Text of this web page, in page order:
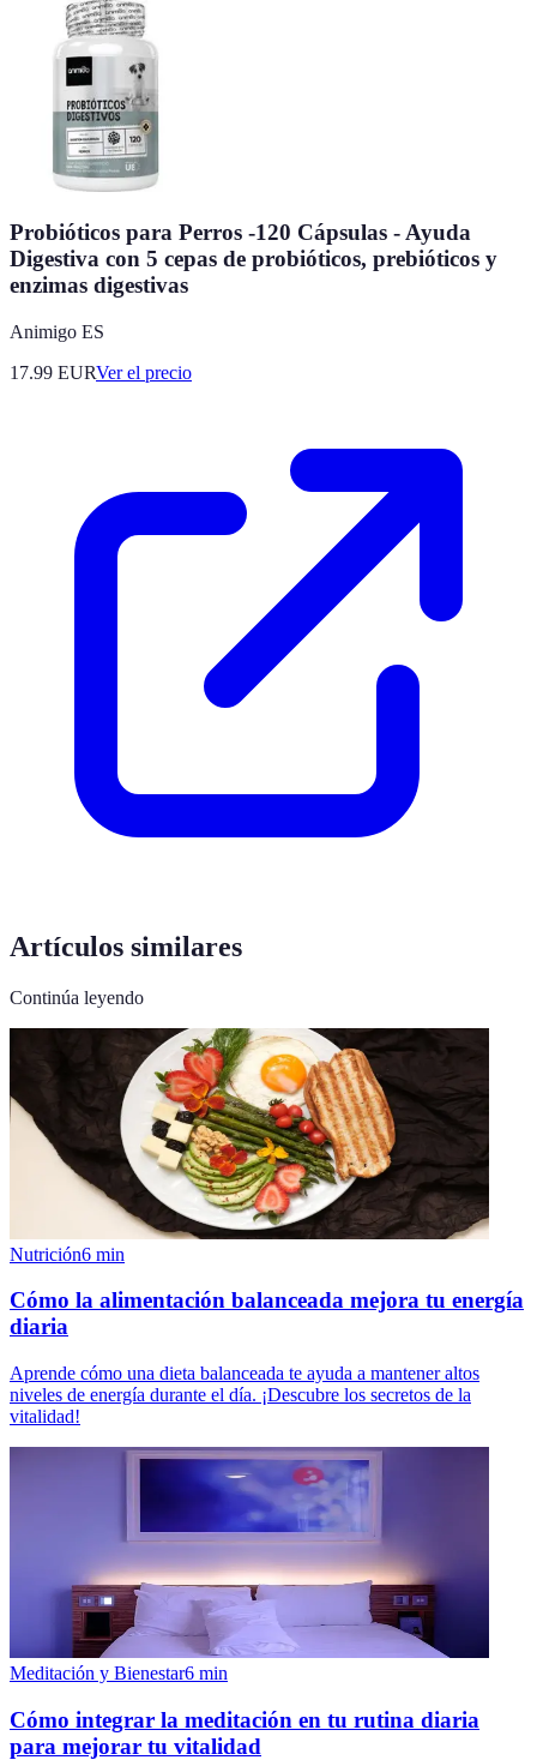
Probióticos para Perros -120 Cápsulas - Ayuda
Digestiva con 5 cepas de probióticos, prebióticos y
enzimas digestivas
Animigo ES
17.99 EURVer el precio
Artículos similares
Continúa leyendo
Nutrición6 min
Cómo la alimentación balanceada mejora tu energía
diaria
Aprende cómo una dieta balanceada te ayuda a mantener altos
niveles de energía durante el día. ¡Descubre los secretos de la
vitalidad!
Meditación y Bienestar6 min
Cómo integrar la meditación en tu rutina diaria
para mejorar tu vitalidad